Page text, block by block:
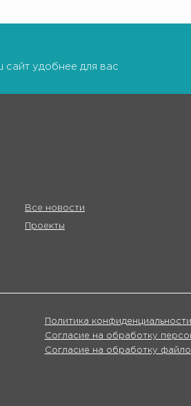
сайт удобнее для вас
Все новости
Проекты
Политика конфиденциальности
Согласие на обработку
Согласие на обработку